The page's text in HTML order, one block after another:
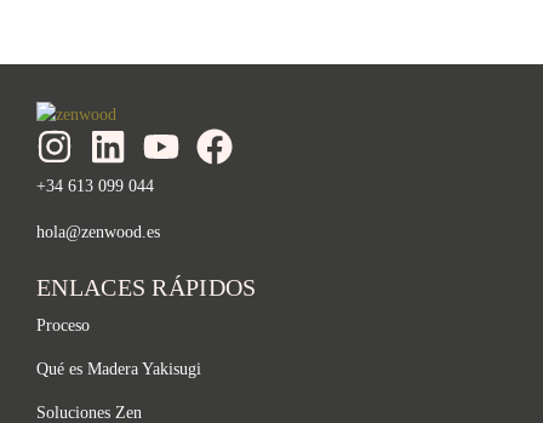
+34 613 099 044
hola@zenwood.es
ENLACES RÁPIDOS
Proceso
Qué es Madera Yakisugi
Soluciones Zen